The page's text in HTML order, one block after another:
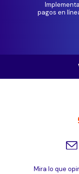
pagos en
Mira lo que